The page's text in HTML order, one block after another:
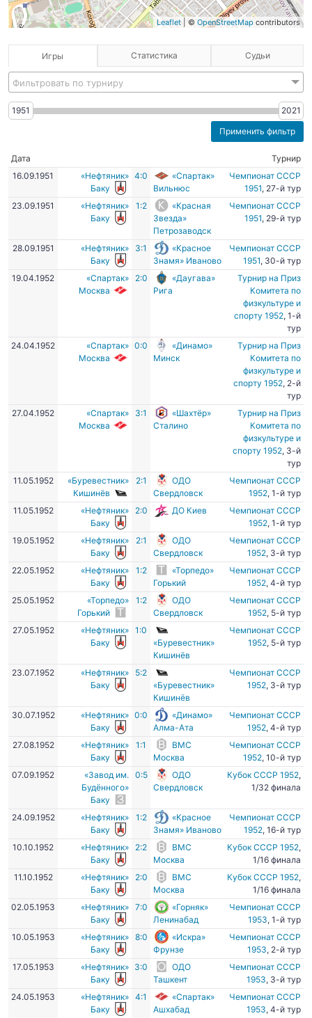
Leaflet | © OpenStreetMap contributors
Игры Статистика Судьи
Фильтровать по турниру
1951 2021
Дата
Турнир
16.09.1951
«Нефтяник»
Баку
4:0
«Спартак»
Вильнюс
Чемпионат СССР
1951, 27-й тур
23.09.1951
«Нефтяник»
Баку
1:2
«Красная
Звезда»
Петрозаводск
Чемпионат СССР
1951, 29-й тур
28.09.1951
«Нефтяник»
Баку
3:1
«Красное
Знамя» Иваново
Чемпионат СССР
1951, 30-й тур
19.04.1952
«Спартак»
Москва
2:0
«Даугава»
Рига
Турнир на Приз
Комитета по
физкультуре и
спорту 1952, 1-й
тур
24.04.1952
«Спартак»
Москва
0:0
«Динамо»
Минск
Турнир на Приз
Комитета по
физкультуре и
спорту 1952, 2-й
тур
27.04.1952
«Спартак»
Москва
3:1
«Шахтёр»
Сталино
Турнир на Приз
Комитета по
физкультуре и
спорту 1952, 3-й
тур
11.05.1952
«Буревестник»
Кишинёв
2:1
ОДО
Свердловск
Чемпионат СССР
1952, 1-й тур
11.05.1952
«Нефтяник»
Баку
2:0 ДО Киев
Чемпионат СССР
1952, 1-й тур
19.05.1952
«Нефтяник»
Баку
2:1
ОДО
Свердловск
Чемпионат СССР
1952, 3-й тур
22.05.1952
«Нефтяник»
Баку
1:2
«Торпедо»
Горький
Чемпионат СССР
1952, 4-й тур
25.05.1952
«Торпедо»
Горький
1:2
ОДО
Свердловск
Чемпионат СССР
1952, 5-й тур
27.05.1952
«Нефтяник»
Баку
1:0
«Буревестник»
Кишинёв
Чемпионат СССР
1952, 5-й тур
23.07.1952
«Нефтяник»
Баку
5:2
«Буревестник»
Кишинёв
Чемпионат СССР
1952, 3-й тур
30.07.1952
«Нефтяник»
Баку
0:0
«Динамо»
Алма-Ата
Чемпионат СССР
1952, 4-й тур
27.08.1952
«Нефтяник»
Баку
1:1
ВМС
Москва
Чемпионат СССР
1952, 10-й тур
07.09.1952
«Завод им.
Будённого»
Баку
0:5
ОДО
Свердловск
Кубок СССР 1952,
1/32 финала
24.09.1952
«Нефтяник»
Баку
1:2
«Красное
Знамя» Иваново
Чемпионат СССР
1952, 16-й тур
10.10.1952
«Нефтяник»
Баку
2:2
ВМС
Москва
Кубок СССР 1952,
1/16 финала
11.10.1952
«Нефтяник»
Баку
2:0
ВМС
Москва
Кубок СССР 1952,
1/16 финала
02.05.1953
«Нефтяник»
Баку
7:0
«Горняк»
Ленинабад
Чемпионат СССР
1953, 1-й тур
10.05.1953
«Нефтяник»
Баку
8:0
«Искра»
Фрунзе
Чемпионат СССР
1953, 2-й тур
17.05.1953
«Нефтяник»
Баку
3:0
ОДО
Ташкент
Чемпионат СССР
1953, 3-й тур
24.05.1953
«Нефтяник»
Баку
4:1
«Спартак»
Ашхабад
Чемпионат СССР
1953, 4-й тур